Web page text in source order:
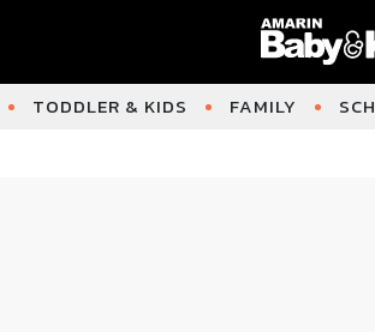
TODDLER & KIDS FAMILY